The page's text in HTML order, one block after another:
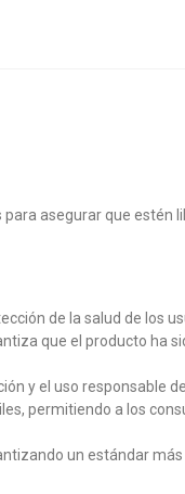
asegurar que estén
de la salud de los
que el producto ha
y el uso responsable
permitiendo a los
un estándar más